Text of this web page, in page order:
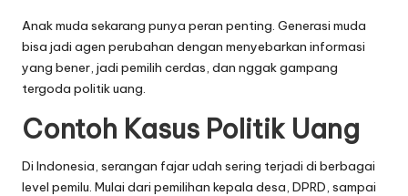
Anak muda sekarang punya peran penting. Generasi muda
bisa jadi agen perubahan dengan menyebarkan informasi
yang bener, jadi pemilih cerdas, dan nggak gampang
tergoda politik uang.
Contoh Kasus Politik Uang
Di Indonesia, serangan fajar udah sering terjadi di berbagai
level pemilu. Mulai dari pemilihan kepala desa, DPRD, sampai